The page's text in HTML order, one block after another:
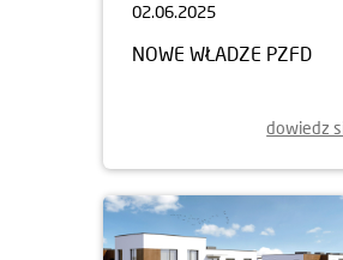
02.06.2025
NOWE WŁADZE PZFD
dowiedz